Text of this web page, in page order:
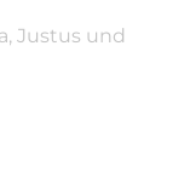
Justus und